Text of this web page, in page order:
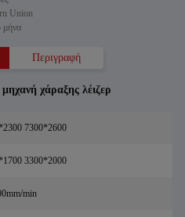
Union
μήνα
Περιγραφή
μηχανή χάραξης λέιζερ
7300*2600
3300*2000
min